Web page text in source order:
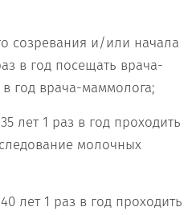
созревания и/или начала
в год посещать врача-
в год врача-маммолога;
лет 1 раз в год проходить
молочных
лет 1 раз в год проходить